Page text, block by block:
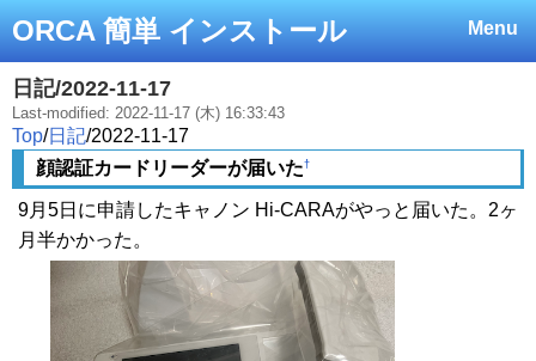
Menu
ORCA 簡単 インストール
日記/2022-11-17
Last-modified: 2022-11-17 (木) 16:33:43
Top/日記/2022-11-17
顔認証カードリーダーが届いた†
9月5日に申請したキャノン Hi-CARAがやっと届いた。2ヶ
月半かかった。